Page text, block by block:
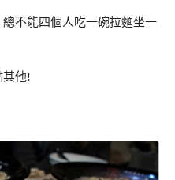
不能四個人吃一碗拉麵坐一
其他!